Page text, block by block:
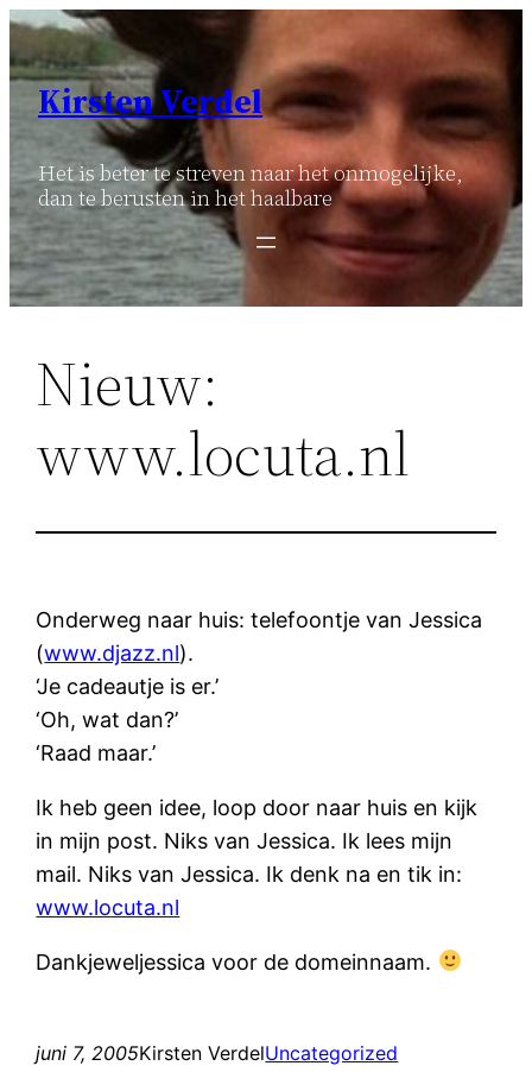
Ga
naar
inhoud
Kirsten Verdel
Het is beter te streven naar het onmogelijke,
dan te berusten in het haalbare
Nieuw:
www.locuta.nl
Onderweg naar huis: telefoontje van Jessica
(www.djazz.nl).
‘Je cadeautje is er.’
‘Oh, wat dan?’
‘Raad maar.’
Ik heb geen idee, loop door naar huis en kijk
in mijn post. Niks van Jessica. Ik lees mijn
mail. Niks van Jessica. Ik denk na en tik in:
www.locuta.nl
Dankjeweljessica voor de domeinnaam.
juni 7, 2005Kirsten VerdelUncategorized